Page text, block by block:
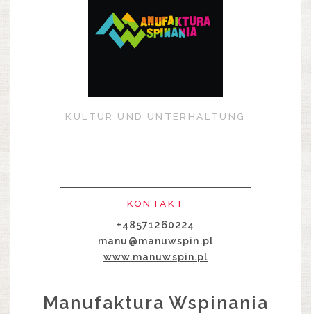
KULTUR UND UNTERHALTUNG
KONTAKT
+48571260224
manu@manuwspin.pl
www.manuwspin.pl
Manufaktura Wspinania